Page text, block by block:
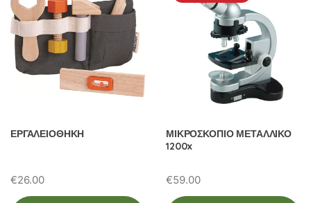
ΕΡΓΑΛΕΙΟΘΗΚΗ
€26.00
ΜΙΚΡΟΣΚΟΠΙΟ ΜΕΤΑΛΛΙΚΟ
1200x
€59.00